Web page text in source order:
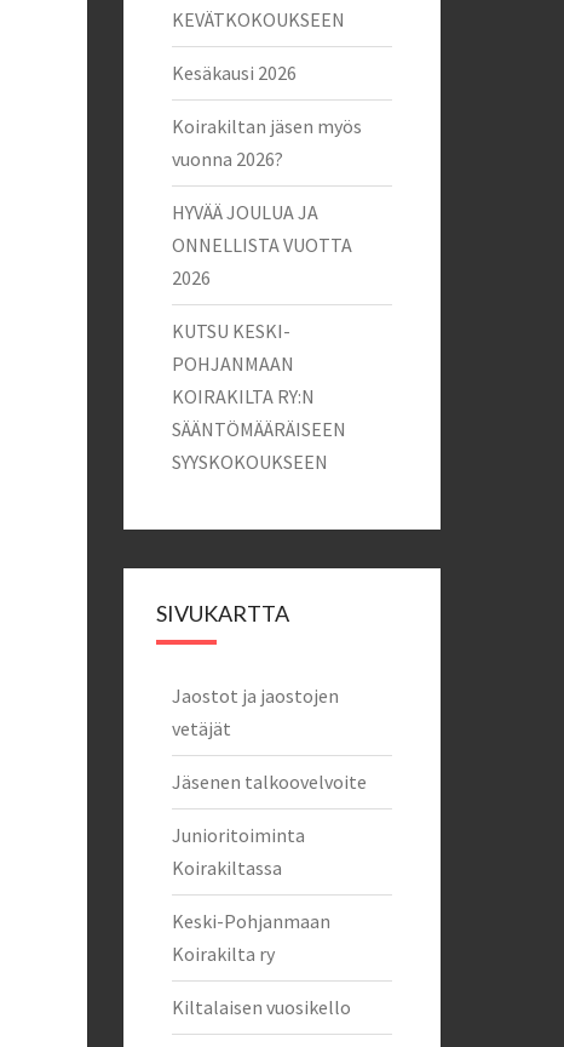
KEVÄTKOKOUKSEEN
Kesäkausi 2026
Koirakiltan jäsen myös
vuonna 2026?
HYVÄÄ JOULUA JA
ONNELLISTA VUOTTA
2026
KUTSU KESKI-
POHJANMAAN
KOIRAKILTA RY:N
SÄÄNTÖMÄÄRÄISEEN
SYYSKOKOUKSEEN
SIVUKARTTA
Jaostot ja jaostojen
vetäjät
Jäsenen talkoovelvoite
Junioritoiminta
Koirakiltassa
Keski-Pohjanmaan
Koirakilta ry
Kiltalaisen vuosikello